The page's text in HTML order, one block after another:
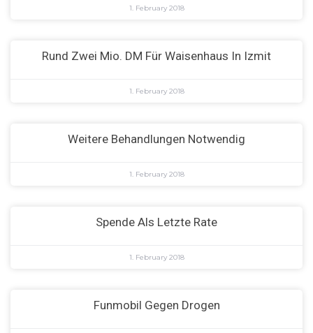
1. February 2018
Rund Zwei Mio. DM Für Waisenhaus In Izmit
1. February 2018
Weitere Behandlungen Notwendig
1. February 2018
Spende Als Letzte Rate
1. February 2018
Funmobil Gegen Drogen